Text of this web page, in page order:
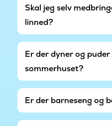
Skal jeg selv
linned?
Er der dyner og puder
sommerhuset?
Er der barneseng og